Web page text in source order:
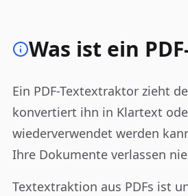
Was ist ein
Ein PDF-Textextraktor zieht
konvertiert ihn in Klartext
wiederverwendet werden
Ihre Dokumente verlassen
Textextraktion aus PDFs ist